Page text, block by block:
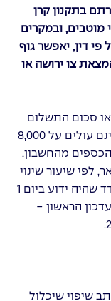
בתקנון קרן
מוטבים, ובמקרים
פי דין, יאפשר גוף
צו ירושה או
סכום התשלום
העומד לזכות מוטביו של עמית שנפטר, אינם עולים על 8,000
מהחשבון.
יעודכן מדי שנה ביום 1 בינואר, לפי שיעור שינוי
המדד שהיה ידוע באותו מועד לעומת המדד שהיה ידוע ביום 1
הראשון -
שיפוי שיכלול